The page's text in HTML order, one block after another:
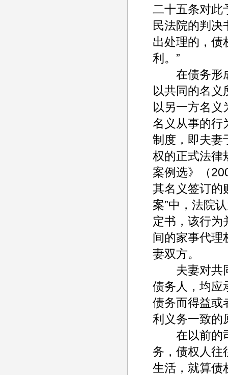
二十五条对此
民法院的判决
出处理的，债
利。”
在债务形成
以共同的名
以另一方名
名义从事的行
制度，即夫妻
权的正式法律
案例选》（
其名义签订的
案”中，法院
定书，该行为
间的家事代理
妻双方。
夫妻对共同
债务人，均应
债务而得益或
利义务一致的
在以前的司
务，债权人往
生活，就算债